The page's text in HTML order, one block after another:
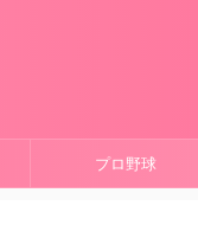
プロ野球